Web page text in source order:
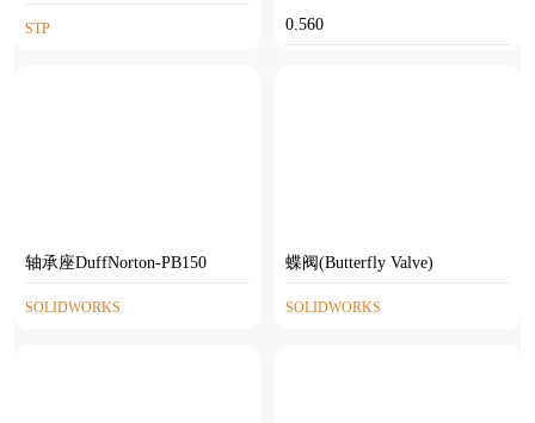
STP 0.560
轴承座DuffNorton-PB150
SOLIDWORKS
蝶阀(Butterfly Valve)
SOLIDWORKS